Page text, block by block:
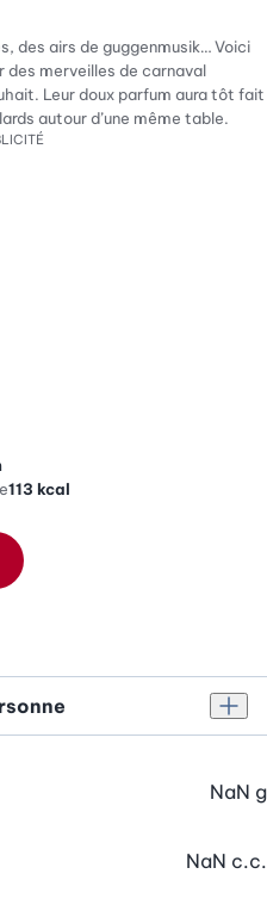
des airs de guggenmusik… Voici
des merveilles de carnaval
Leur doux parfum aura tôt fait
autour d’une même table.
113 kcal
NaN g
NaN c.c.